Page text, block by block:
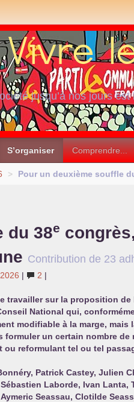
jusqu’à nos jours
S’organiser Comprendre...
> Pour un deuxième souffle
du 38e
Contribution de 23
| 2 |
sur la proposition de
National qui,
modifiable à la marge, mais
un certain nombre de
reformulant tel ou tel
Patrick Castey, Julien
Laborde, Ivan
Seassau, Clotilde